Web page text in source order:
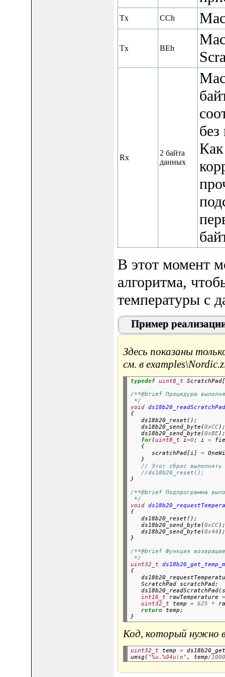
Tx CCh
Tx BEh
Rx
2 байта
данных
В этот момент
алгоритма,
температуры с
Пример
Здесь показаны
см. в
typedef uint8_t ScratchPad[
/**@brief Процедура
*/
void ds18b20_readScratchPad
{
   ds18b20_send_byte(
0xCC
   ds18b20_send_byte(
0xBE
for(uint8_t i=0; i <
   {
      scratchPad[i]
=
   }
// Этот сброс выполнять
//ds18b20_reset();
}
/**@brief Подпрограмма
*/
void
{
   ds18b20_reset();
   ds18b20_send_byte(
0xCC
   ds18b20_send_byte(
0x44
}
/**@brief Функция
*/
uint32_t
{
   ScratchPad scratchPad;
int16_t rawTemperature =
uint32_t temp = 625 *
return temp;
Код, который нужно
uint32_t temp =
umsg("%u.%04u\n" , temp/